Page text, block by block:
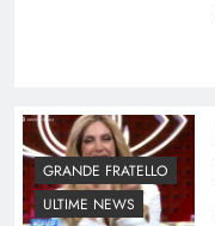
GRANDE FRATELLO
ULTIME NEWS